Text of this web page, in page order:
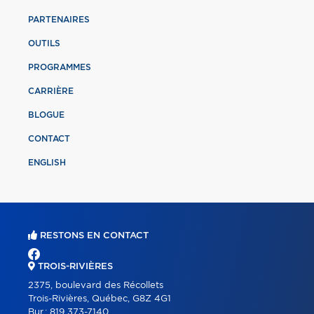
PARTENAIRES
OUTILS
PROGRAMMES
CARRIÈRE
BLOGUE
CONTACT
ENGLISH
RESTONS EN CONTACT
TROIS-RIVIÈRES
2375, boulevard des Récollets
Trois-Rivières, Québec, G8Z 4G1
Bur.: 819 373-7140